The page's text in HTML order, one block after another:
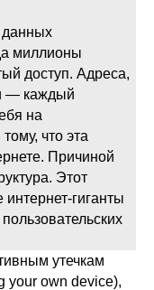
данных
миллионы
доступ. Адреса,
— каждый
на
что эта
Причиной
Этот
гиганты
утечкам
your own device),